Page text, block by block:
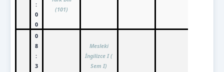
:
0
0
(101)
0
8
:
3
Mesleki
İngilizce I (
Sem I)